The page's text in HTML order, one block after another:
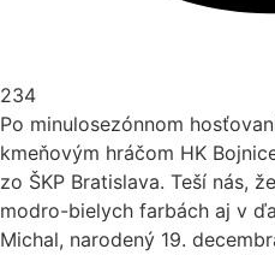
234
Po minulosezónnom
kmeňovým hráčom HK
zo ŠKP Bratislava. Teší nás,
modro-bielych farbách aj v
Michal, narodený 19.